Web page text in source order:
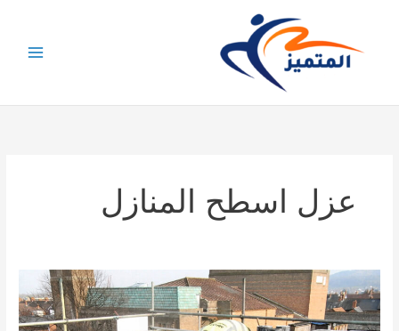
المحتوى
عزل اسطح المنازل